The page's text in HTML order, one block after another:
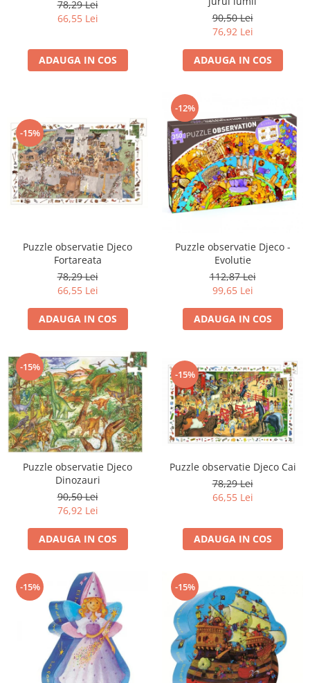
78,29 Lei
66,55 Lei
ADAUGA IN COS
90,50 Lei
76,92 Lei
ADAUGA IN COS
-15%
Puzzle observatie Djeco
Fortareata
78,29 Lei
66,55 Lei
ADAUGA IN COS
-12%
Puzzle observatie Djeco -
Evolutie
112,87 Lei
99,65 Lei
ADAUGA IN COS
-15%
Puzzle observatie Djeco
Dinozauri
90,50 Lei
76,92 Lei
ADAUGA IN COS
-15%
Puzzle observatie Djeco Cai
78,29 Lei
66,55 Lei
ADAUGA IN COS
-15% -15%